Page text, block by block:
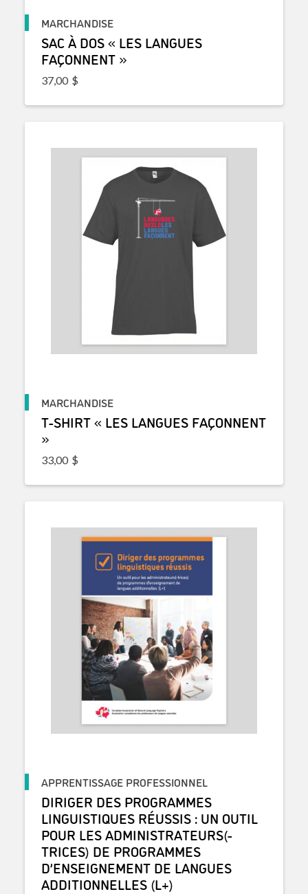
MARCHANDISE
SAC À DOS « LES LANGUES
FAÇONNENT »
37,00 $
MARCHANDISE
T-SHIRT « LES LANGUES FAÇONNENT
»
33,00 $
APPRENTISSAGE PROFESSIONNEL
DIRIGER DES PROGRAMMES
LINGUISTIQUES RÉUSSIS : UN OUTIL
POUR LES ADMINISTRATEURS(-
TRICES) DE PROGRAMMES
D’ENSEIGNEMENT DE LANGUES
ADDITIONNELLES (L+)